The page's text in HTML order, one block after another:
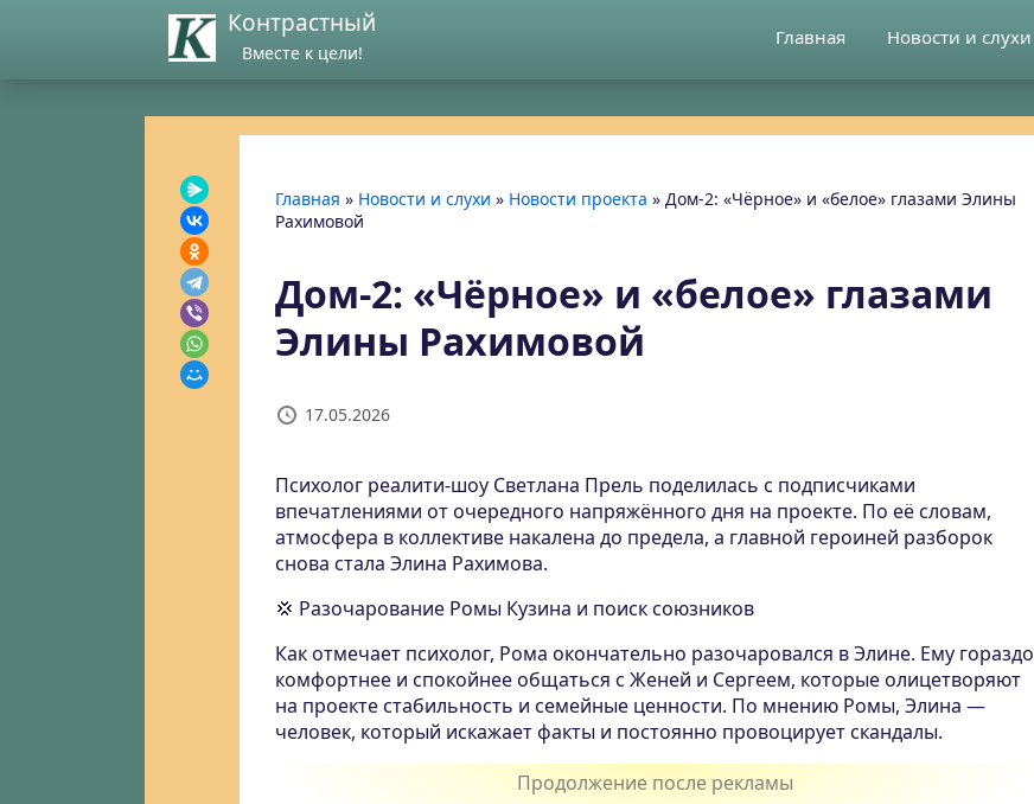
Контрастный
Вместе к цели!
Главная Новости и слухи
Главная » Новости и слухи » Новости проекта » Дом-2: «Чёрное» и «белое» глазами Элины
Рахимовой
Дом-2: «Чёрное» и «белое» глазами
Элины Рахимовой
17.05.2026
Психолог реалити-шоу Светлана Прель поделилась с подписчиками
впечатлениями от очередного напряжённого дня на проекте. По её словам,
атмосфера в коллективе накалена до предела, а главной героиней разборок
снова стала Элина Рахимова.
💢 Разочарование Ромы Кузина и поиск союзников
Как отмечает психолог, Рома окончательно разочаровался в Элине. Ему гораздо
комфортнее и спокойнее общаться с Женей и Сергеем, которые олицетворяют
на проекте стабильность и семейные ценности. По мнению Ромы, Элина —
человек, который искажает факты и постоянно провоцирует скандалы.